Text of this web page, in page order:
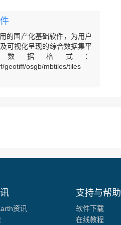
的国产化基础软件，为用户
可视化呈现的综合数据集平
据格式：
geotiff/osgb/mbtiles/tiles
为用户提供数据的增强处理
资讯
支持与帮助
软件下载
在线教程